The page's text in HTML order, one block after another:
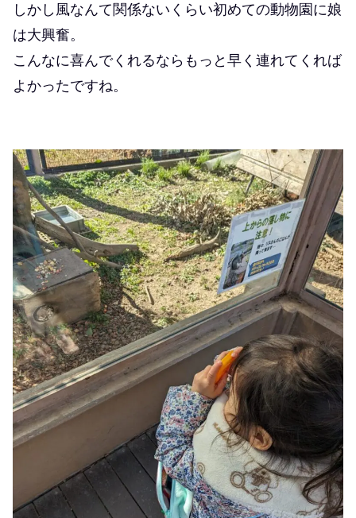
しかし風なんて関係ないくらい初めての動物園に娘
は大興奮。
こんなに喜んでくれるならもっと早く連れてくれば
よかったですね。